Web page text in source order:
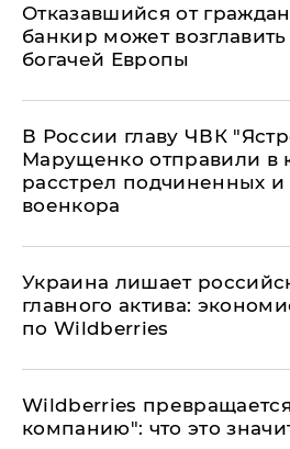
Отказавшийся от
банкир может
богачей Европы
В России главу ЧВК
Марущенко отправили в
расстрел подчиненных и
военкора
​Украина лишает
главного актива:
по Wildberries
Wildberries
компанию": что это